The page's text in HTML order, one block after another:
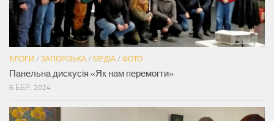
БЛОГИ / ЗАПОРІЗЬКА / МЕДІА / ФОТО
Панельна дискусія «Як нам перемогти»
6 БЕР, 2024